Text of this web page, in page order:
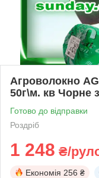
Агроволокно
50г\м. кв Чорне
Готово до відправки
Роздріб
1 248 ₴/
Економія 256 ₴